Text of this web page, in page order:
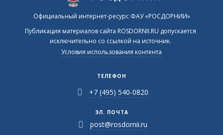
Официальный интернет-ресурс ФАУ «РОСДОРНИИ»
Публикация материалов сайта ROSDORNII.RU допускается
исключительно со ссылкой на источник.
Условия использования контента
ТЕЛЕФОН
+7 (495) 540-0820
ЭЛ. ПОЧТА
post@rosdornii.ru